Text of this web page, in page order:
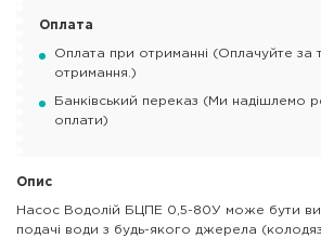
Оплата
Оплата при отриманні (Оплачуйте за
отримання.)
Банківський переказ (Ми надішлемо
оплати)
Опис
Насос Водолій БЦПЕ 0,5-80У може бути
подачі води з будь-якого джерела